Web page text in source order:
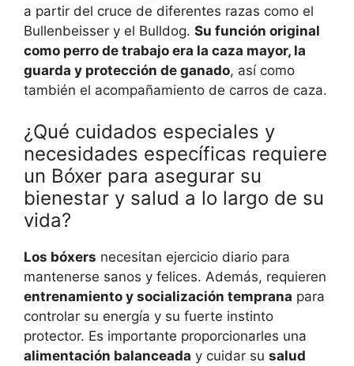
a partir del cruce de diferentes razas como el
Bullenbeisser y el Bulldog. Su función original
como perro de trabajo era la caza mayor, la
guarda y protección de ganado, así como
también el acompañamiento de carros de caza.
¿Qué cuidados especiales y
necesidades específicas requiere
un Bóxer para asegurar su
bienestar y salud a lo largo de su
vida?
Los bóxers necesitan ejercicio diario para
mantenerse sanos y felices. Además, requieren
entrenamiento y socialización temprana para
controlar su energía y su fuerte instinto
protector. Es importante proporcionarles una
alimentación balanceada y cuidar su salud